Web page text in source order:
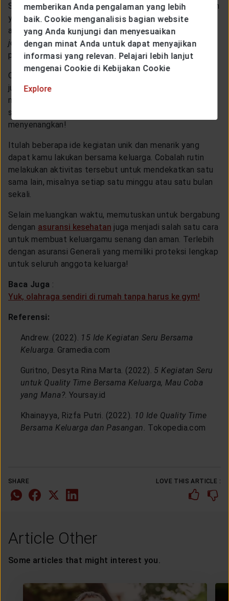
Selain berbagai aktivitas di atas, salah satu kegiatan lain
yang tidak kalah menarik dilakukan bersama seluruh
anggota keluarga yakni berolahraga bersama. Entah itu
jogging, bersepeda, bahkan bersama-sama datang ke
pusat kebugaran.
Olahraga tidak hanya dapat menyehatkan tubuh, namun
juga membuat kedekatan setiap anggota keluarga
menjadi semakin erat. Lakukan saja rutin seminggu
sekali, sudah pasti akan menjadi kegiatan yang sangat
menyenangkan!
Itulah beberapa ide kegiatan unik dan menarik yang
dapat kamu lakukan bersama keluarga. Cobalah rutin
melakukan aktivitas tersebut untuk mendekatkan satu
sama lain, misalnya setiap satu minggu atau satu bulan
sekali.
Selain meluangkan waktu, memutuskan untuk bergabung
dengan asuransi kesehatan juga menjadi salah satu cara
untuk membuat keluargamu senang dan aman. Terlebih
dengan asuransi Generali yang memiliki proteksi lengkap
untuk seluruh anggota keluarga!
Baca Juga :
Yuk, olahraga sendiri di rumah tanpa harus ke gym!
Referensi:
Andrew. (2022). 15 Ide Kegiatan Seru Bersama
Keluarga . Gramedia.com
Guritno, Desyta Rina Marta. (2022). 5 Kegiatan Seru
untuk Quality Time Bersama Keluarga, Mau Coba
yang Mana? . Yoursay.id
Khainayya, Rizfa Putri. (2022). 10 Ide Quality Time
Bersama Keluarga dan Pasangan. Tokopedia.com
SHARE LOVE THIS ARTICLE :
Article Other
Some articles that might interest you.
memberikan Anda pengalaman yang lebih
baik. Cookie menganalisis bagian website
yang Anda kunjungi dan menyesuaikan
dengan minat Anda untuk dapat menyajikan
informasi yang relevan. Pelajari lebih lanjut
mengenai Cookie di Kebijakan Cookie
Explore